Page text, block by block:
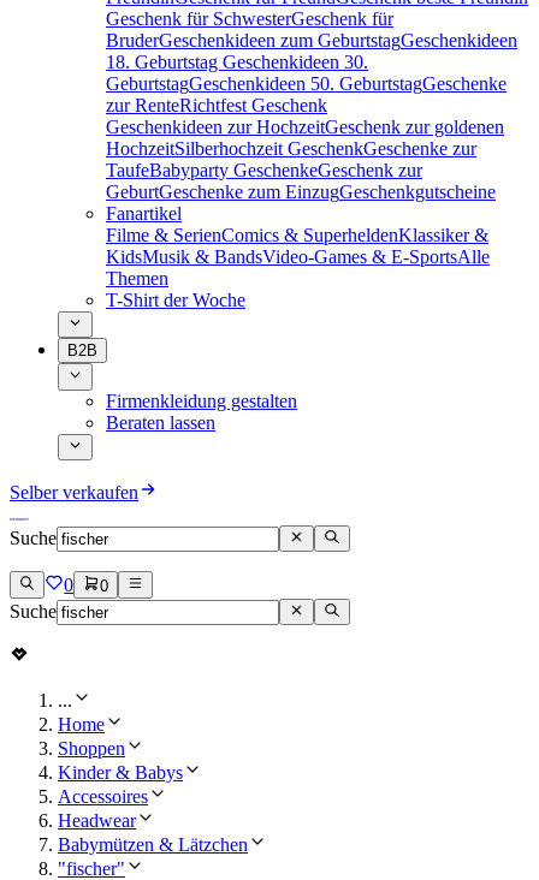
Geschenk für SchwesterGeschenk für
BruderGeschenkideen zum GeburtstagGeschenkideen
18. Geburtstag Geschenkideen 30.
GeburtstagGeschenkideen 50. GeburtstagGeschenke
zur RenteRichtfest Geschenk
Geschenkideen zur HochzeitGeschenk zur goldenen
HochzeitSilberhochzeit GeschenkGeschenke zur
TaufeBabyparty GeschenkeGeschenk zur
GeburtGeschenke zum EinzugGeschenkgutscheine
Fanartikel
Filme & SerienComics & SuperheldenKlassiker &
KidsMusik & BandsVideo-Games & E-SportsAlle
Themen
T-Shirt der Woche
B2B
Firmenkleidung gestalten
Beraten lassen
Selber verkaufen
Suche
0 0
Suche
...
Home
Shoppen
Kinder & Babys
Accessoires
Headwear
Babymützen & Lätzchen
"fischer"